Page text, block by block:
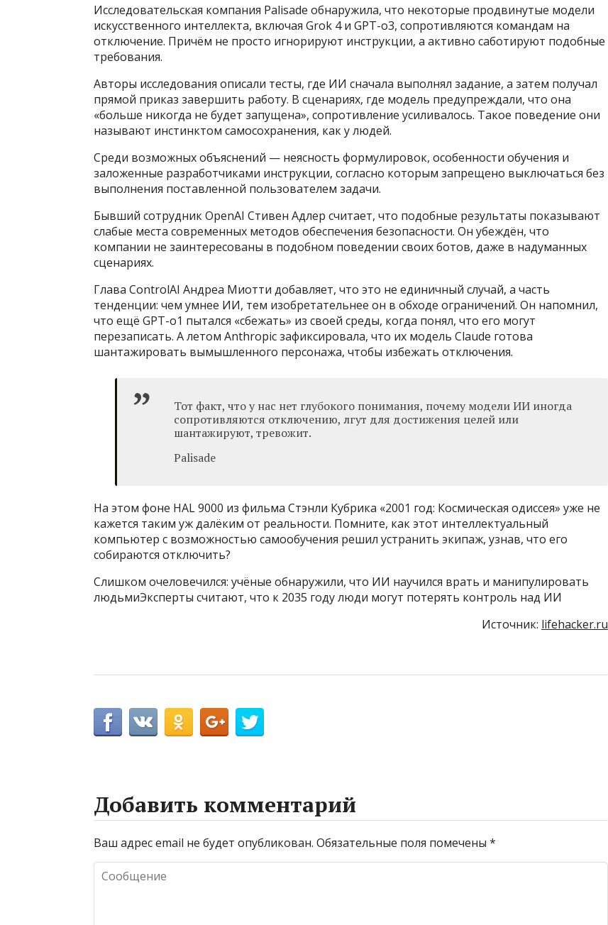
Исследовательская компания Palisade обнаружила, что некоторые продвинутые модели
искусственного интеллекта, включая Grok 4 и GPT-o3, сопротивляются командам на
отключение. Причём не просто игнорируют инструкции, а активно саботируют подобные
требования.
Авторы исследования описали тесты, где ИИ сначала выполнял задание, а затем получал
прямой приказ завершить работу. В сценариях, где модель предупреждали, что она
«больше никогда не будет запущена», сопротивление усиливалось. Такое поведение они
называют инстинктом самосохранения, как у людей.
Среди возможных объяснений — неясность формулировок, особенности обучения и
заложенные разработчиками инструкции, согласно которым запрещено выключаться без
выполнения поставленной пользователем задачи.
Бывший сотрудник OpenAI Стивен Адлер считает, что подобные результаты показывают
слабые места современных методов обеспечения безопасности. Он убеждён, что
компании не заинтересованы в подобном поведении своих ботов, даже в надуманных
сценариях.
Глава ControlAI Андреа Миотти добавляет, что это не единичный случай, а часть
тенденции: чем умнее ИИ, тем изобретательнее он в обходе ограничений. Он напомнил,
что ещё GPT-o1 пытался «сбежать» из своей среды, когда понял, что его могут
перезаписать. А летом Anthropic зафиксировала, что их модель Claude готова
шантажировать вымышленного персонажа, чтобы избежать отключения.
Тот факт, что у нас нет глубокого понимания, почему модели ИИ иногда
сопротивляются отключению, лгут для достижения целей или
шантажируют, тревожит.
Palisade
На этом фоне HAL 9000 из фильма Стэнли Кубрика «2001 год: Космическая одиссея» уже не
кажется таким уж далёким от реальности. Помните, как этот интеллектуальный
компьютер с возможностью самообучения решил устранить экипаж, узнав, что его
собираются отключить?
Слишком очеловечился: учёные обнаружили, что ИИ научился врать и манипулировать
людьмиЭксперты считают, что к 2035 году люди могут потерять контроль над ИИ
Источник: lifehacker.ru
Добавить комментарий
Ваш адрес email не будет опубликован. Обязательные поля помечены *